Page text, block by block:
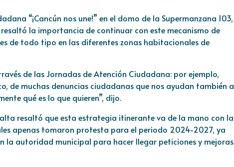
“¡Cancún nos une!” en el domo de la Supermanzana 103,
la importancia de continuar con este mecanismo de
de todo tipo en las diferentes zonas habitacionales de
de las Jornadas de Atención Ciudadana: por ejemplo,
de muchas denuncias ciudadanas que nos ayudan también a
qué es lo que quieren”, dijo.
resaltó que esta estrategia itinerante va de la mano con la
apenas tomaron protesta para el periodo 2024-2027, ya
la autoridad municipal para hacer llegar peticiones y mejoras